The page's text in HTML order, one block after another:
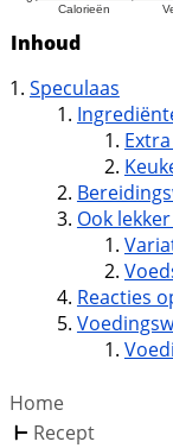
Inhoud
Speculaas
Ook
Reacties
Home
Recept